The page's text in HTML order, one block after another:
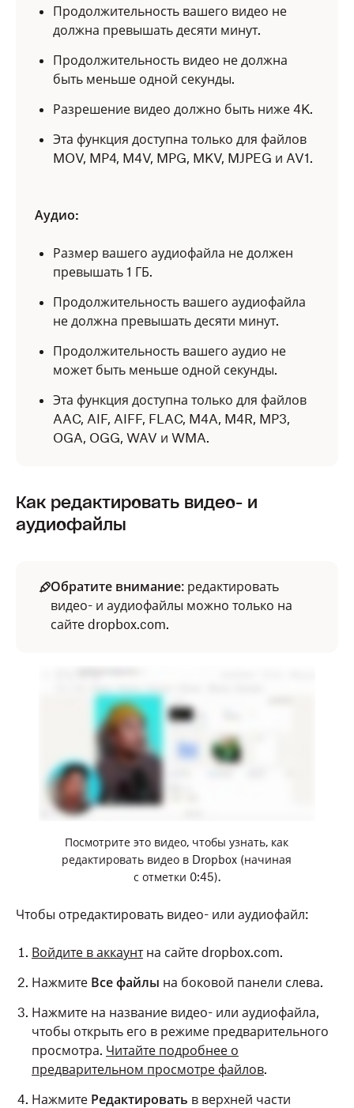
Продолжительность вашего видео не
должна превышать десяти минут.
Продолжительность видео не должна
быть меньше одной секунды.
Разрешение видео должно быть ниже 4K.
Эта функция доступна только для файлов
MOV, MP4, M4V, MPG, MKV, MJPEG и AV1.
Аудио:
Размер вашего аудиофайла не должен
превышать 1 ГБ.
Продолжительность вашего аудиофайла
не должна превышать десяти минут.
Продолжительность вашего аудио не
может быть меньше одной секунды.
Эта функция доступна только для файлов
AAC, AIF, AIFF, FLAC, M4A, M4R, MP3,
OGA, OGG, WAV и WMA.
Как редактировать видео- и
аудиофайлы
Обратите внимание: редактировать
видео- и аудиофайлы можно только на
сайте dropbox.com.
Посмотрите это видео, чтобы узнать, как
редактировать видео в Dropbox (начиная
с отметки 0:45).
Чтобы отредактировать видео- или аудиофайл:
Войдите в аккаунтна сайте dropbox.com.
Нажмите Все файлы на боковой панели слева.
Нажмите на название видео- или аудиофайла,
чтобы открыть его в режиме предварительного
просмотра. Читайте подробнее о
предварительном просмотре файлов.
Нажмите Редактировать в верхней части